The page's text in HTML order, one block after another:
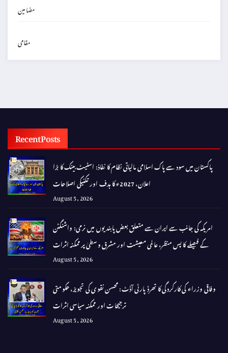
مضامین
مقامی
Recent Posts
پاکستان میں سود سے پاک اسلامی مالیاتی نظام کا نفاذ: اسٹیٹ بینک کا بڑا
اعلان، 2027ء کا ہدف اور تکنیکی اصلاحات
August 5, 2026
امریکہ کی جانب سے ایران سے متعلق بعض پابندیوں میں نرمی: واشنگٹن
کے فیصلے کا پس منظر، عالمی معیشت اور مشرق وسطیٰ پر ممکنہ اثرات
August 5, 2026
وفاقی وزراء کی کارکردگی کا تھرڈ پارٹی آڈٹ: محسن نقوی کی تجویز، حکومتی
ترجیحات اور ممکنہ سیاسی اثرات
August 5, 2026